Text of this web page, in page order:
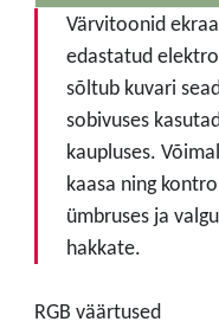
Värvitoonid
edastatud
sõltub kuvari
sobivuses
kaupluses.
kaasa ning
ümbruses ja
hakkate.
RGB väärtused